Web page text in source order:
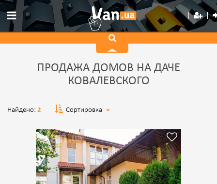
ПРОДАЖА ДОМОВ НА ДАЧЕ
КОВАЛЕВСКОГО
Найдено: 2 Сортировка